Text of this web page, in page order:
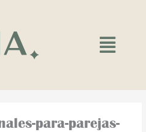
Main
Menu
para-parejas-